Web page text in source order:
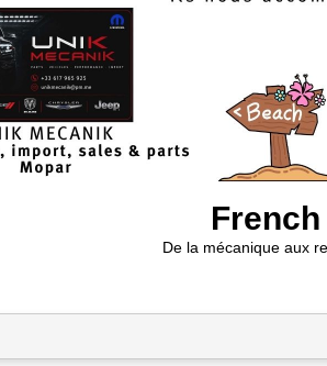
De la mécanique aux